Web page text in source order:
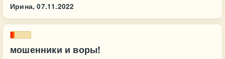
Ирина, 07.11.2022
мошенники и воры!